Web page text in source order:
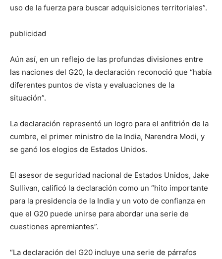
uso de la fuerza para buscar adquisiciones territoriales”.
publicidad
Aún así, en un reflejo de las profundas divisiones entre
las naciones del G20, la declaración reconoció que “había
diferentes puntos de vista y evaluaciones de la
situación”.
La declaración representó un logro para el anfitrión de la
cumbre, el primer ministro de la India, Narendra Modi, y
se ganó los elogios de Estados Unidos.
El asesor de seguridad nacional de Estados Unidos, Jake
Sullivan, calificó la declaración como un “hito importante
para la presidencia de la India y un voto de confianza en
que el G20 puede unirse para abordar una serie de
cuestiones apremiantes”.
“La declaración del G20 incluye una serie de párrafos